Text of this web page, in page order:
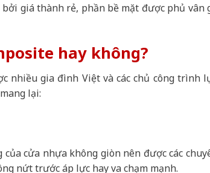
giá thành rẻ, phần bề mặt được phủ vân
hay không?
nhiều gia đình Việt và các chủ công trình
lại:
cửa nhựa không giòn nên được các
nứt trước áp lực hay va chạm mạnh.